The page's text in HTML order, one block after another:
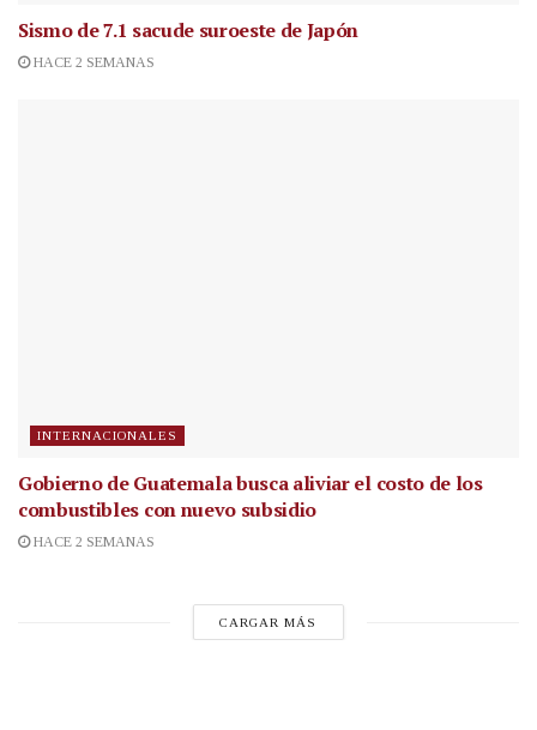
Sismo de 7.1 sacude suroeste de Japón
HACE 2 SEMANAS
INTERNACIONALES
Gobierno de Guatemala busca aliviar el costo de los
combustibles con nuevo subsidio
HACE 2 SEMANAS
CARGAR MÁS